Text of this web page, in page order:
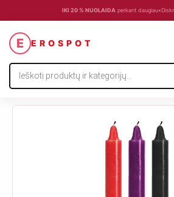
IKI 20 % NUOLAIDA perkant daugiau•
E EROSPOT
Products
search